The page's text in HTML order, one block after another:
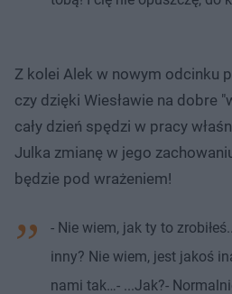
Z kolei Alek w nowym odcinku
czy dzięki Wiesławie na dobre
cały dzień spędzi w pracy
Julka zmianę w jego
będzie pod wrażeniem!
- Nie wiem, jak ty to
inny? Nie wiem, jest jakoś
nami tak…- ...Jak?-